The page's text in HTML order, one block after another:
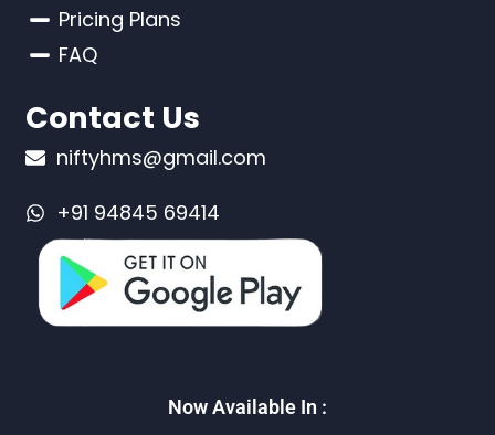
Pricing Plans
FAQ
Contact Us
niftyhms@gmail.com
+91 94845 69414
Now Available In :